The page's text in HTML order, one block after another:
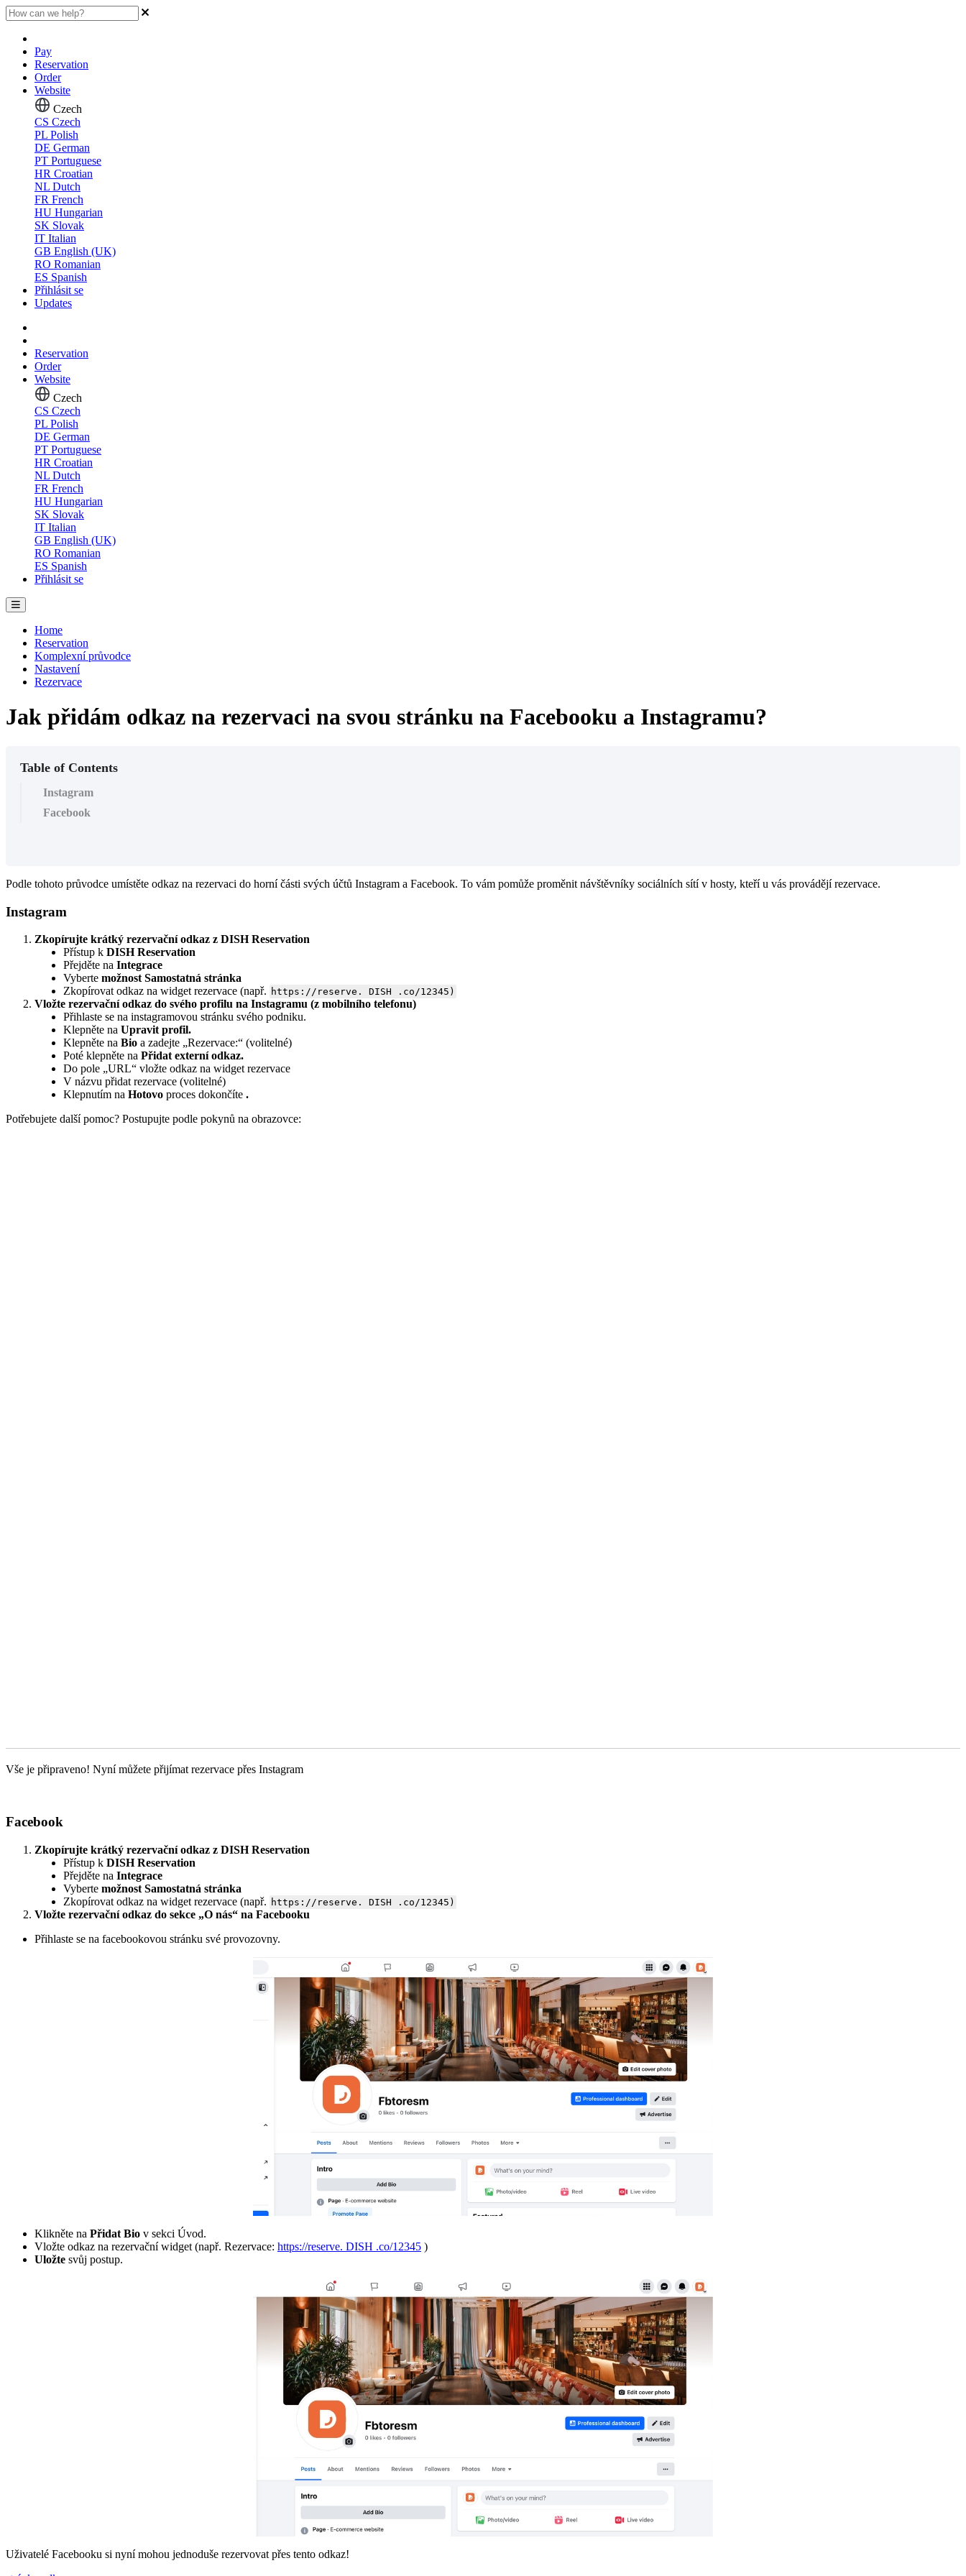
Pay
Reservation
Order
Website
Czech
CS Czech
PL Polish
DE German
PT Portuguese
HR Croatian
NL Dutch
FR French
HU Hungarian
SK Slovak
IT Italian
GB English (UK)
RO Romanian
ES Spanish
Přihlásit se
Updates
Reservation
Order
Website
Czech
CS Czech
PL Polish
DE German
PT Portuguese
HR Croatian
NL Dutch
FR French
HU Hungarian
SK Slovak
IT Italian
GB English (UK)
RO Romanian
ES Spanish
Přihlásit se
Home
Reservation
Komplexní průvodce
Nastavení
Rezervace
Jak přidám odkaz na rezervaci na svou stránku na Facebooku a Instagramu?
Table of Contents
Instagram
Facebook
Podle tohoto průvodce umístěte odkaz na rezervaci do horní části svých účtů Instagram a Facebook. To vám pomůže proměnit návštěvníky sociálních sítí v hosty, kteří u vás provádějí rezervace.
Instagram
Zkopírujte krátký rezervační odkaz z DISH Reservation
Přístup k DISH Reservation
Přejděte na Integrace
Vyberte možnost Samostatná stránka
Zkopírovat odkaz na widget rezervace (např. https://reserve. DISH .co/12345)
Vložte rezervační odkaz do svého profilu na Instagramu (z mobilního telefonu)
Přihlaste se na instagramovou stránku svého podniku.
Klepněte na Upravit profil.
Klepněte na Bio a zadejte „Rezervace:“ (volitelné)
Poté klepněte na Přidat externí odkaz.
Do pole „URL“ vložte odkaz na widget rezervace
V názvu přidat rezervace (volitelné)
Klepnutím na Hotovo proces dokončíte .
Potřebujete další pomoc? Postupujte podle pokynů na obrazovce:
Vše je připraveno! Nyní můžete přijímat rezervace přes Instagram
Facebook
Zkopírujte krátký rezervační odkaz z DISH Reservation
Přístup k DISH Reservation
Přejděte na Integrace
Vyberte možnost Samostatná stránka
Zkopírovat odkaz na widget rezervace (např. https://reserve. DISH .co/12345)
Vložte rezervační odkaz do sekce „O nás“ na Facebooku
Přihlaste se na facebookovou stránku své provozovny.
Klikněte na Přidat Bio v sekci Úvod.
Vložte odkaz na rezervační widget (např. Rezervace: https://reserve. DISH .co/12345 )
Uložte svůj postup.
Uživatelé Facebooku si nyní mohou jednoduše rezervovat přes tento odkaz!